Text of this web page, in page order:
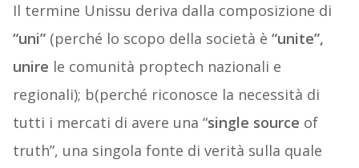
Il termine Unissu deriva dalla composizione di
“uni”(perché lo scopo della società è “unite”,
unire le comunità proptech nazionali e
regionali); b(perché riconosce la necessità di
tutti i mercati di avere una “single source of
truth”, una singola fonte di verità sulla quale